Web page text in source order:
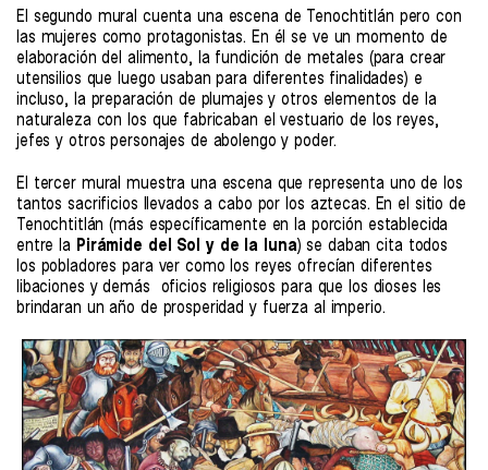
El segundo mural cuenta una escena de Tenochtitlán pero con
las mujeres como protagonistas. En él se ve un momento de
elaboración del alimento, la fundición de metales (para crear
utensilios que luego usaban para diferentes finalidades) e
incluso, la preparación de plumajes y otros elementos de la
naturaleza con los que fabricaban el vestuario de los reyes,
jefes y otros personajes de abolengo y poder.
El tercer mural muestra una escena que representa uno de los
tantos sacrificios llevados a cabo por los aztecas. En el sitio de
Tenochtitlán (más específicamente en la porción establecida
entre la Pirámide del Sol y de la luna) se daban cita todos
los pobladores para ver como los reyes ofrecían diferentes
libaciones y demás oficios religiosos para que los dioses les
brindaran un año de prosperidad y fuerza al imperio.